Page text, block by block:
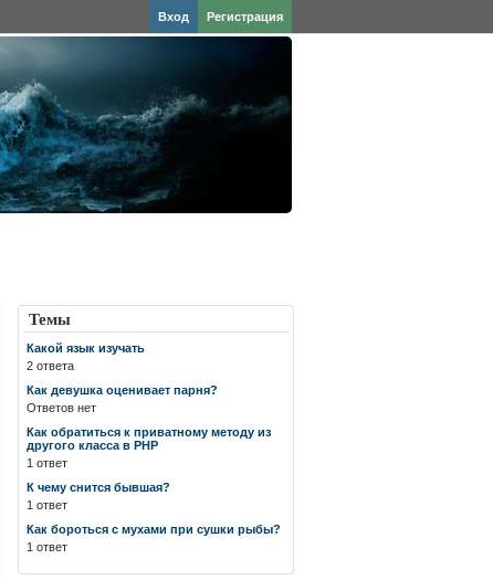
Регистрация
Вход
Темы
Какой язык изучать
2 ответа
Как девушка оценивает парня?
Ответов нет
Как обратиться к приватному методу из
другого класса в PHP
1 ответ
К чему снится бывшая?
1 ответ
Как бороться с мухами при сушки рыбы?
1 ответ